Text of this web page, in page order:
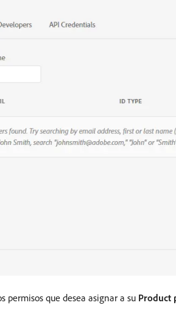
permisos que desea asignar a su Product